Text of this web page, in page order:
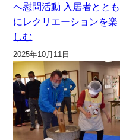
へ慰問活動 入居者ととも
にレクリエーションを楽
しむ
2025年10月11日